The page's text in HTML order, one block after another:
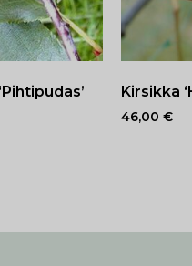
Kirsikka
46,00 €